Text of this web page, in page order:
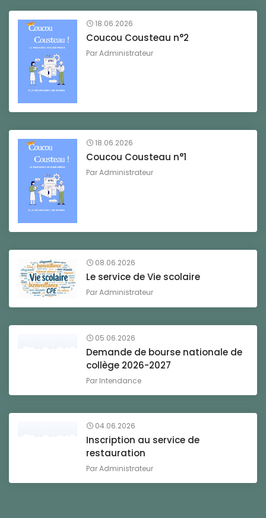
18.06.2026
Coucou Cousteau n°2
ParAdministrateur
18.06.2026
Coucou Cousteau n°1
ParAdministrateur
08.06.2026
Le service de Vie scolaire
ParAdministrateur
05.06.2026
Demande de bourse nationale de
collège 2026-2027
Par Intendance
04.06.2026
Inscription au service de
restauration
ParAdministrateur